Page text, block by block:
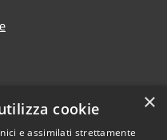
×
cookie
e assimilati strettamente